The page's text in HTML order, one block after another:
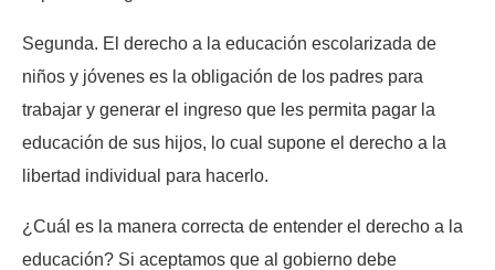
Segunda. El derecho a la educación escolarizada de
niños y jóvenes es la obligación de los padres para
trabajar y generar el ingreso que les permita pagar la
educación de sus hijos, lo cual supone el derecho a la
libertad individual para hacerlo.
¿Cuál es la manera correcta de entender el derecho a la
educación? Si aceptamos que al gobierno debe